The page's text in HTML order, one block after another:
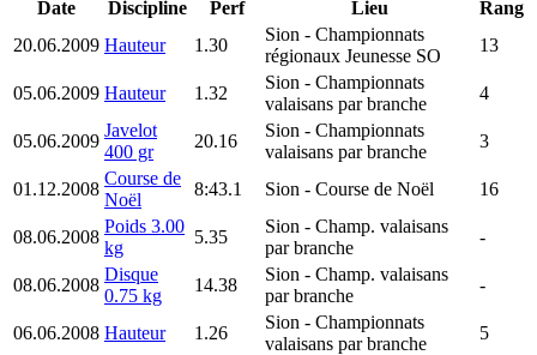
Date Discipline Perf Lieu
Rang
20.06.2009 Hauteur 1.30
Sion - Championnats
régionaux Jeunesse SO
13
05.06.2009 Hauteur 1.32
Sion - Championnats
valaisans par branche
4
05.06.2009
Javelot
400 gr
20.16
Sion - Championnats
valaisans par branche
3
01.12.2008
Course de
Noël
8:43.1 Sion - Course de Noël 16
08.06.2008
Poids 3.00
kg
5.35
Sion - Champ. valaisans
par branche
-
08.06.2008
Disque
0.75 kg
14.38
Sion - Champ. valaisans
par branche
-
06.06.2008 Hauteur 1.26
Sion - Championnats
valaisans par branche
5